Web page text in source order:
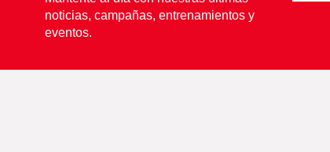
noticias, campañas, entrenamientos y
eventos.